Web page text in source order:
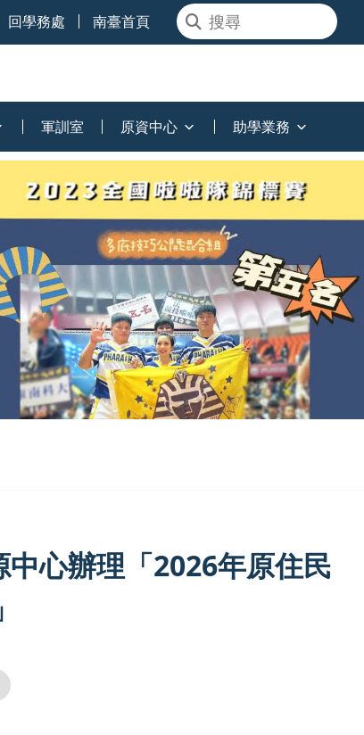
回學務處 南臺首頁
軍訓室 原資中心 助學業務
中心辦理「2026年原住民